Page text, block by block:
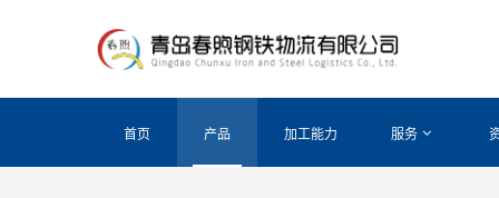
首页 产品 加工能力 服务